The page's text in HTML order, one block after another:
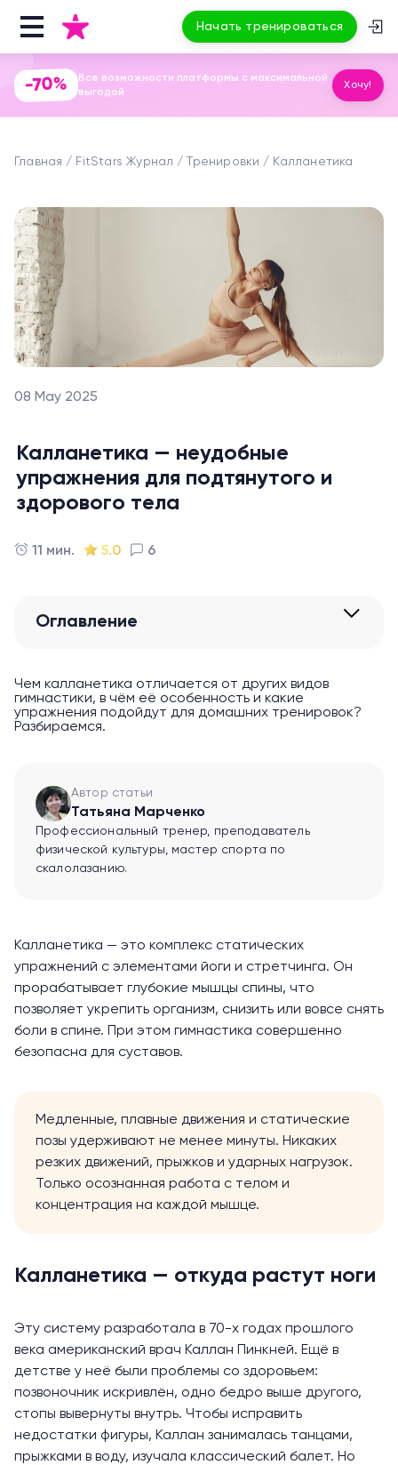
Начать тренироваться
-70%
Все возможности платформы с максимальной
выгодой
Хочу!
Главная FitStars Журнал Тренировки Калланетика
08 May 2025
Калланетика — неудобные
упражнения для подтянутого и
здорового тела
11 мин. 5.0 6
Оглавление
Чем калланетика отличается от других видов
гимнастики, в чём её особенность и какие
упражнения подойдут для домашних тренировок?
Разбираемся.
Автор статьи
Татьяна Марченко
Профессиональный тренер, преподаватель
физической культуры, мастер спорта по
скалолазанию.
Калланетика — это комплекс статических
упражнений с элементами йоги и стретчинга. Он
прорабатывает глубокие мышцы спины, что
позволяет укрепить организм, снизить или вовсе снять
боли в спине. При этом гимнастика совершенно
безопасна для суставов.
Медленные, плавные движения и статические
позы удерживают не менее минуты. Никаких
резких движений, прыжков и ударных нагрузок.
Только осознанная работа с телом и
концентрация на каждой мышце.
Калланетика — откуда растут ноги
Эту систему разработала в 70-х годах прошлого
века американский врач Каллан Пинкней. Ещё в
детстве у неё были проблемы со здоровьем:
позвоночник искривлён, одно бедро выше другого,
стопы вывернуты внутрь. Чтобы исправить
недостатки фигуры, Каллан занималась танцами,
прыжками в воду, изучала классический балет. Но